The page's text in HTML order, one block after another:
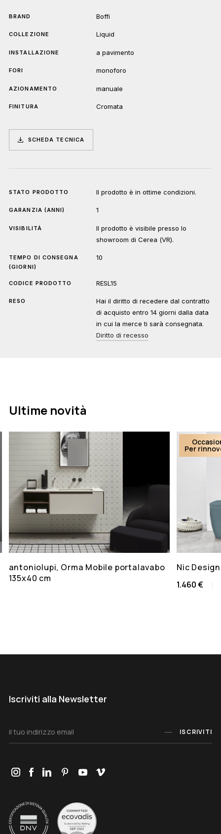
BRAND Boffi
COLLEZIONE Liquid
INSTALLAZIONE a pavimento
FORI monoforo
AZIONAMENTO manuale
FINITURA Cromata
SCHEDA TECNICA
STATO PRODOTTO Il prodotto è in ottime condizioni.
GARANZIA (ANNI) 1
VISIBILITÀ
Il prodotto è visibile presso lo
showroom di Cerea (VR).
TEMPO DI CONSEGNA
(GIORNI)
10
CODICE PRODOTTO RESL15
RESO
Hai il diritto di recedere dal contratto
di acquisto entro 14 giorni dalla data
in cui la merce ti sarà consegnata.
Diritto di recesso
Ultime novità
antoniolupi, Orma Mobile portalavabo
135x40 cm
Per
Nic
1.460 €
Iscriviti alla Newsletter
ISCRIVITI